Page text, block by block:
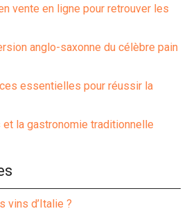
vente en ligne pour retrouver les
anglo-saxonne du célèbre pain
essentielles pour réussir la
la gastronomie traditionnelle
vins d’Italie ?